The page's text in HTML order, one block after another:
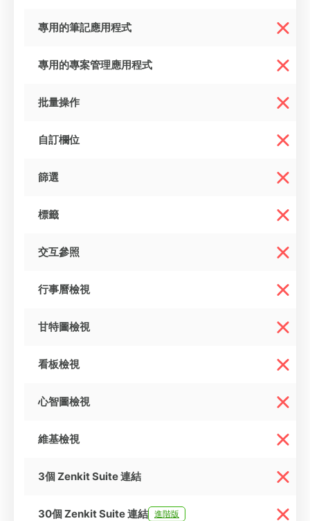
專用的筆記應用程式
專用的專案管理應用程式
批量操作
自訂欄位
篩選
標籤
交互參照
行事曆檢視
甘特圖檢視
看板檢視
心智圖檢視
維基檢視
3個 Zenkit Suite 連結
30個 Zenkit Suite 連結 進階版